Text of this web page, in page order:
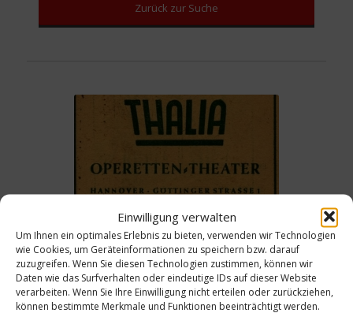
Einwilligung verwalten
Um Ihnen ein optimales Erlebnis zu bieten, verwenden wir Technologien
wie Cookies, um Geräteinformationen zu speichern bzw. darauf
zuzugreifen. Wenn Sie diesen Technologien zustimmen, können wir
Daten wie das Surfverhalten oder eindeutige IDs auf dieser Website
verarbeiten. Wenn Sie Ihre Einwilligung nicht erteilen oder zurückziehen,
können bestimmte Merkmale und Funktionen beeinträchtigt werden.
Zurück zur Suche
Programm: zu „Die Rose von Stambul“,
Spielzeit 1950/51
Weiterlesen